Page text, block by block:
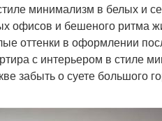
минимализм в белых и
офисов и бешеного ритма
оттенки в оформлении
с интерьером в стиле
забыть о суете большого